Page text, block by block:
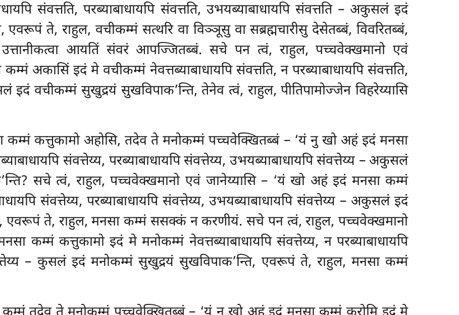
संवत्तति, परब्याबाधायपि संवत्तति, उभयब्याबाधायपि संवत्तति – अकुसलं इदं
एवरूपं ते, राहुल, वचीकम्मं सत्थरि वा विञ्ञूसु वा सब्रह्मचारीसु देसेतब्बं, विवरितब्बं,
उत्तानीकत्वा आयतिं संवरं आपज्जितब्बं. सचे पन त्वं, राहुल, पच्चवेक्खमानो एवं
अकासिं इदं मे वचीकम्मं नेवत्तब्याबाधायपि संवत्तति, न परब्याबाधायपि संवत्तति,
इदं वचीकम्मं सुखुद्रयं सुखविपाक’न्ति, तेनेव त्वं, राहुल, पीतिपामोज्जेन विहरेय्यासि
कम्मं कत्तुकामो अहोसि, तदेव ते मनोकम्मं पच्चवेक्खितब्बं – ‘यं नु खो अहं इदं मनसा
संवत्तेय्य, परब्याबाधायपि संवत्तेय्य, उभयब्याबाधायपि संवत्तेय्य – अकुसलं
सचे त्वं, राहुल, पच्चवेक्खमानो एवं जानेय्यासि – ‘यं खो अहं इदं मनसा कम्मं
संवत्तेय्य, परब्याबाधायपि संवत्तेय्य, उभयब्याबाधायपि संवत्तेय्य – अकुसलं इदं
एवरूपं ते, राहुल, मनसा कम्मं ससक्कं न करणीयं. सचे पन त्वं, राहुल, पच्चवेक्खमानो
कम्मं कत्तुकामो इदं मे मनोकम्मं नेवत्तब्याबाधायपि संवत्तेय्य, न परब्याबाधायपि
– कुसलं इदं मनोकम्मंसुखुद्रयंसुखविपाक’न्ति, एवरूपं ते, राहुल, मनसा कम्मं